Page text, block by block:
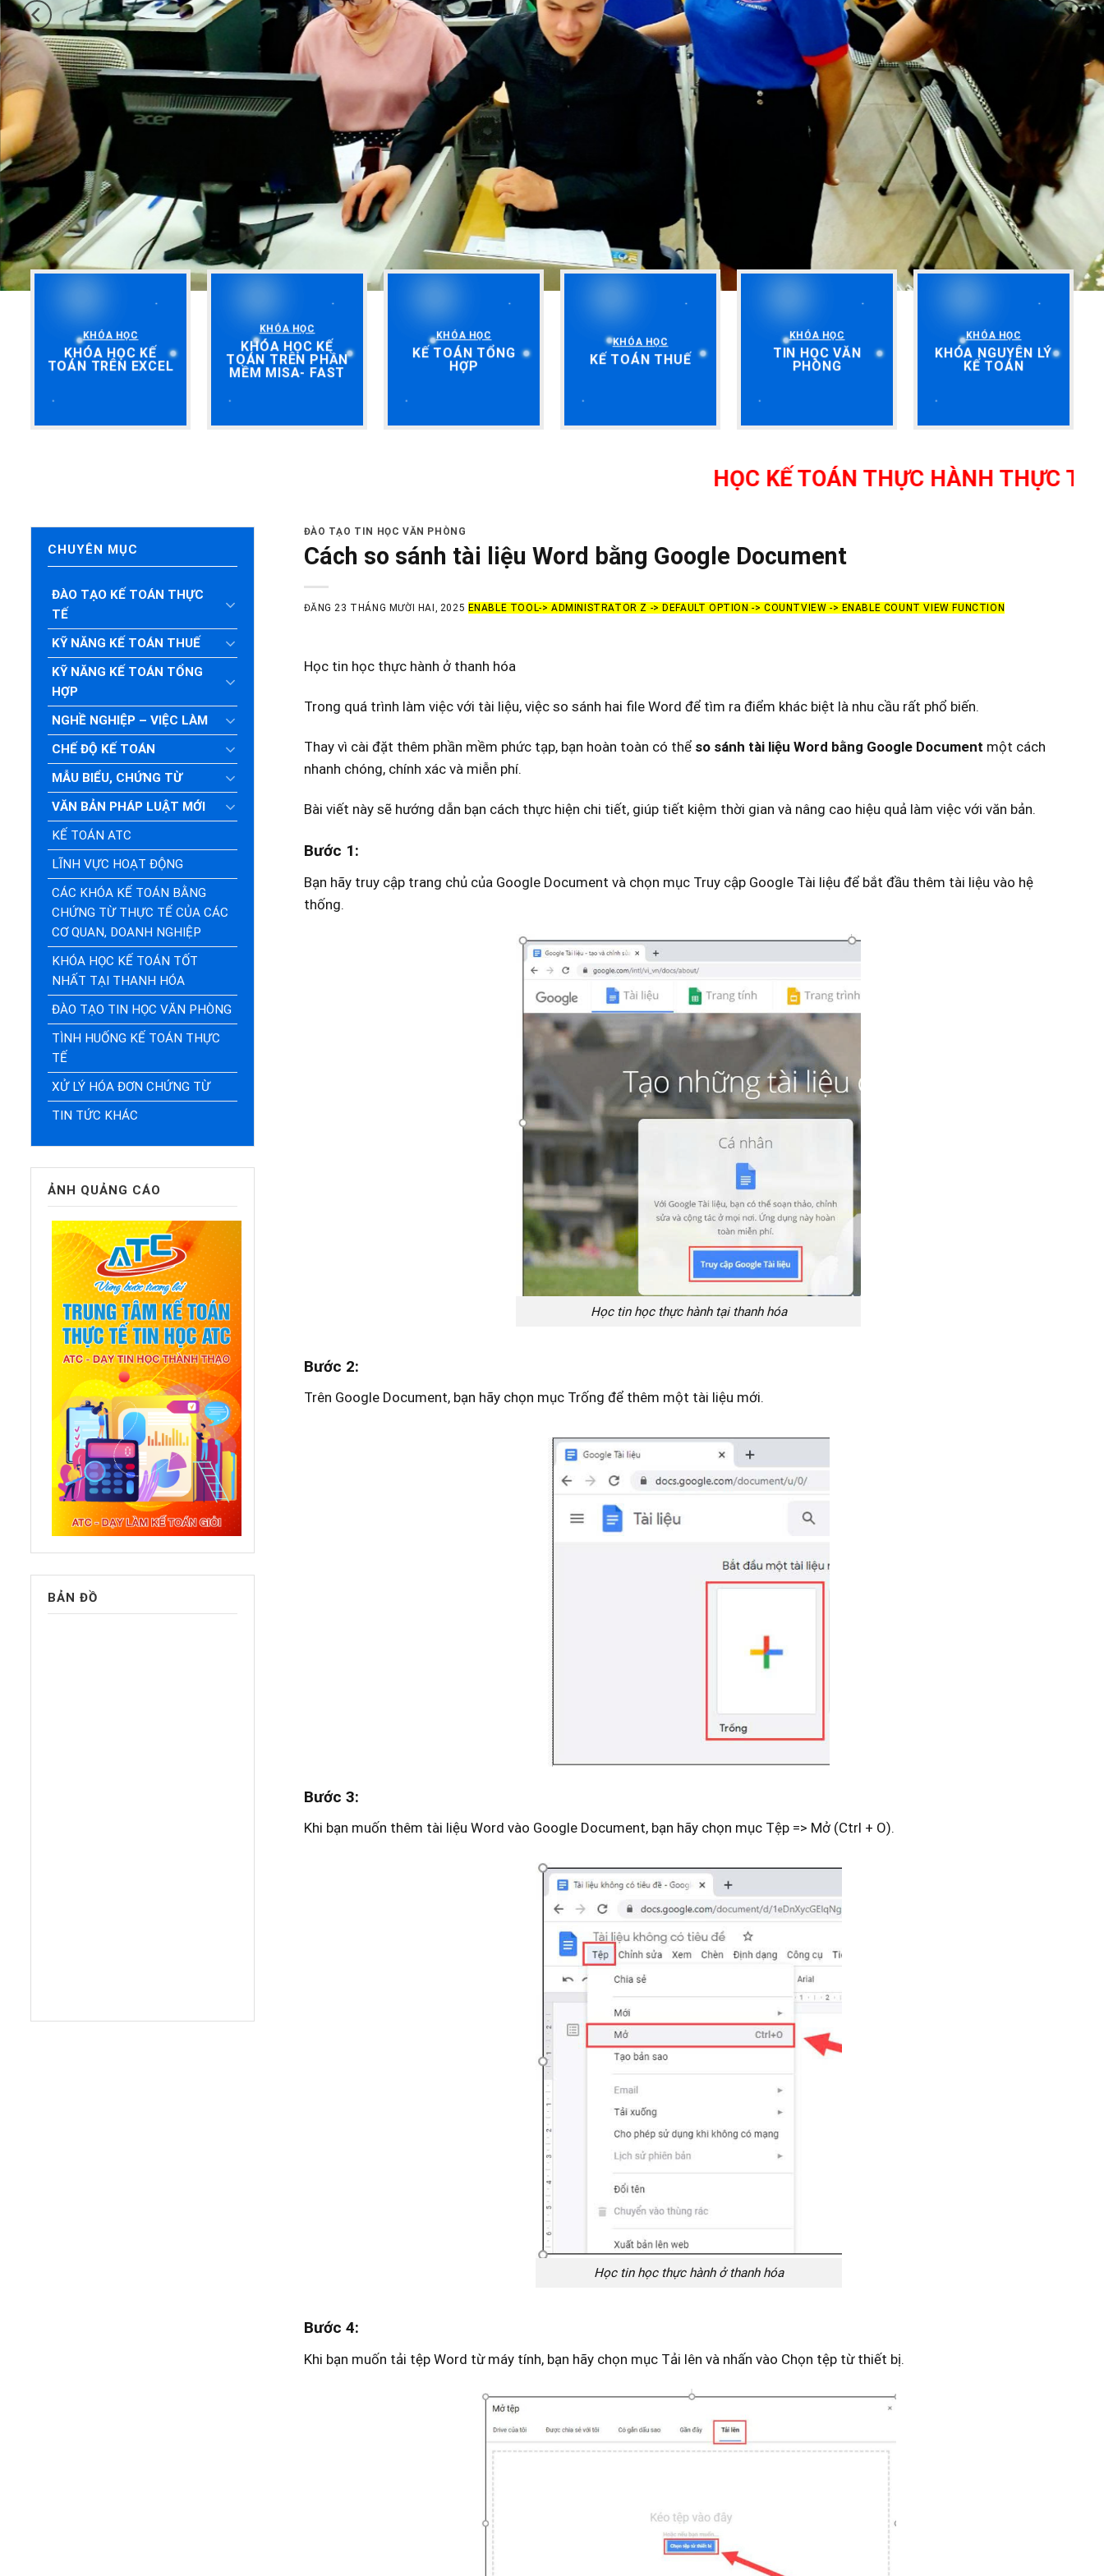
KHÓA HỌC
KHÓA HỌC KẾ
TOÁN TRÊN EXCEL
KHÓA HỌC
KHÓA HỌC KẾ
TOÁN TRÊN PHẦN
MỀM MISA- FAST
KHÓA HỌC
KẾ TOÁN TỔNG
HỢP
KHÓA HỌC
KẾ TOÁN THUẾ
KHÓA HỌC
TIN HỌC VĂN
PHÒNG
KHÓA HỌC
KHÓA NGUYÊN LÝ
KẾ TOÁN
HỌC KẾ TOÁN THỰC HÀNH THỰC TẾ TẠI
CHUYÊN MỤC
ĐÀO TẠO KẾ TOÁN THỰC
TẾ
KỸ NĂNG KẾ TOÁN THUẾ
KỸ NĂNG KẾ TOÁN TỔNG
HỢP
NGHỀ NGHIỆP – VIỆC LÀM
CHẾ ĐỘ KẾ TOÁN
MẪU BIỂU, CHỨNG TỪ
VĂN BẢN PHÁP LUẬT MỚI
KẾ TOÁN ATC
LĨNH VỰC HOẠT ĐỘNG
CÁC KHÓA KẾ TOÁN BẰNG
CHỨNG TỪ THỰC TẾ CỦA CÁC
CƠ QUAN, DOANH NGHIỆP
KHÓA HỌC KẾ TOÁN TỐT
NHẤT TẠI THANH HÓA
ĐÀO TẠO TIN HỌC VĂN PHÒNG
TÌNH HUỐNG KẾ TOÁN THỰC
TẾ
XỬ LÝ HÓA ĐƠN CHỨNG TỪ
TIN TỨC KHÁC
ẢNH QUẢNG CÁO
BẢN ĐỒ
ĐÀO TẠO TIN HỌC VĂN PHÒNG
Cách so sánh tài liệu Word bằng Google Document
ĐĂNG23 THÁNG MƯỜI HAI, 2025 ENABLE TOOL-> ADMINISTRATOR Z -> DEFAULT OPTION -> COUNTVIEW -> ENABLE COUNT VIEW FUNCTION
Học tin học thực hành ở thanh hóa
Trong quá trình làm việc với tài liệu, việc so sánh hai file Word để tìm ra điểm khác biệt là nhu cầu rất phổ biến.
Thay vì cài đặt thêm phần mềm phức tạp, bạn hoàn toàn có thể so sánh tài liệu Word bằng Google Document một cách
nhanh chóng, chính xác và miễn phí.
Bài viết này sẽ hướng dẫn bạn cách thực hiện chi tiết, giúp tiết kiệm thời gian và nâng cao hiệu quả làm việc với văn bản.
Bước 1:
Bạn hãy truy cập trang chủ của Google Document và chọn mục Truy cập Google Tài liệu để bắt đầu thêm tài liệu vào hệ
thống.
Học tin học thực hành tại thanh hóa
Bước 2:
Trên Google Document, bạn hãy chọn mục Trống để thêm một tài liệu mới.
Bước 3:
Khi bạn muốn thêm tài liệu Word vào Google Document, bạn hãy chọn mục Tệp => Mở (Ctrl + O).
Học tin học thực hành ở thanh hóa
Bước 4:
Khi bạn muốn tải tệp Word từ máy tính, bạn hãy chọn mục Tải lên và nhấn vào Chọn tệp từ thiết bị.